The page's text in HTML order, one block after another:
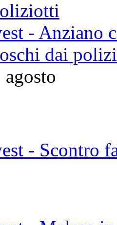
- Anziano
dai
- Scontro